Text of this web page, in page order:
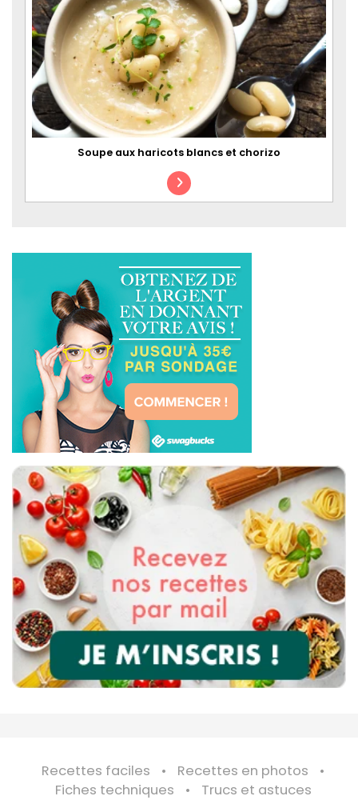
Soupe aux haricots blancs et chorizo
Recettes faciles
Recettes en photos
Fiches techniques
Trucs et astuces